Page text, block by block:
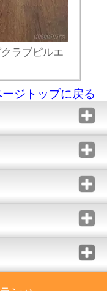
ラブピルエ
ジトップに戻る